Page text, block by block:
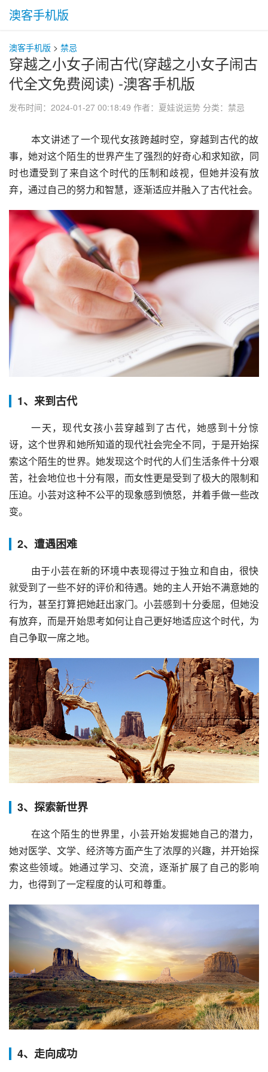
澳客手机版
澳客手机版 > 禁忌
穿越之小女子闹古代(穿越之小女子闹古
代全文免费阅读) -澳客手机版
发布时间：2024-01-27 00:18:49 作者：夏娃说运势 分类： 禁忌
事，她对这个陌生的世界产生了强烈的好奇心和求知欲，同
时也遭受到了来自这个时代的压制和歧视，但她并没有放
弃，通过自己的努力和智慧，逐渐适应并融入了古代社会。
1、来到古代
一天，现代女孩小芸穿越到了古代，她感到十分惊
讶，这个世界和她所知道的现代社会完全不同，于是开始探
索这个陌生的世界。她发现这个时代的人们生活条件十分艰
苦，社会地位也十分有限，而女性更是受到了极大的限制和
压迫。小芸对这种不公平的现象感到愤怒，并着手做一些改
变。
2、遭遇困难
就受到了一些不好的评价和待遇。她的主人开始不满意她的
行为，甚至打算把她赶出家门。小芸感到十分委屈，但她没
有放弃，而是开始思考如何让自己更好地适应这个时代，为
自己争取一席之地。
3、探索新世界
她对医学、文学、经济等方面产生了浓厚的兴趣，并开始探
索这些领域。她通过学习、交流，逐渐扩展了自己的影响
力，也得到了一定程度的认可和尊重。
4、走向成功